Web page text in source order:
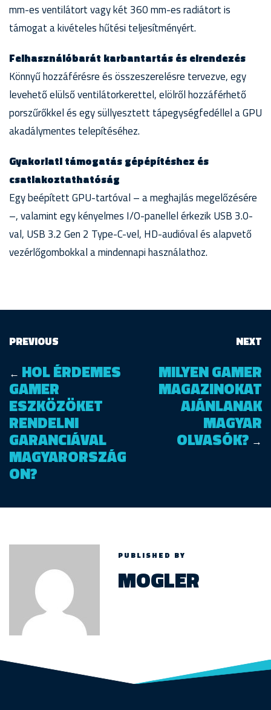
mm-es ventilátort vagy két 360 mm-es radiátort is
támogat a kivételes hűtési teljesítményért.
Felhasználóbarát karbantartás és elrendezés
Könnyű hozzáférésre és összeszerelésre tervezve, egy
levehető elülső ventilátorkerettel, elölről hozzáférhető
porszűrőkkel és egy süllyesztett tápegységfedéllel a GPU
akadálymentes telepítéséhez.
Gyakorlati támogatás gépépítéshez és
csatlakoztathatóság
Egy beépített GPU-tartóval – a meghajlás megelőzésére
–, valamint egy kényelmes I/O-panellel érkezik USB 3.0-
val, USB 3.2 Gen 2 Type-C-vel, HD-audióval és alapvető
vezérlőgombokkal a mindennapi használathoz.
PREVIOUS
← HOL ÉRDEMES
GAMER
ESZKÖZÖKET
RENDELNI
GARANCIÁVAL
MAGYARORSZÁG
ON?
NEXT
MILYEN GAMER
MAGAZINOKAT
AJÁNLANAK
MAGYAR
OLVASÓK? →
PUBLISHED BY
MOGLER